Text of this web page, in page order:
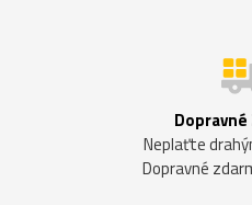
Dopravné
Neplaťte
Dopravné